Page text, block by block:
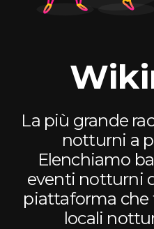
La più grande
notturni a
Elenchiamo
eventi notturni
piattaforma
locali